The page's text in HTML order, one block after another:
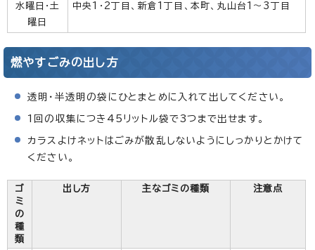
水曜日・土
曜日
中央1・2丁目、新倉1丁目、本町、丸山台1～3丁目
燃やすごみの出し方
透明・半透明の袋にひとまとめに入れて出してください。
1回の収集につき45リットル袋で3つまで出せます。
カラスよけネットはごみが散乱しないようにしっかりとかけて
ください。
ゴ
ミ
の
種
類
出し方 主なゴミの種類 注意点